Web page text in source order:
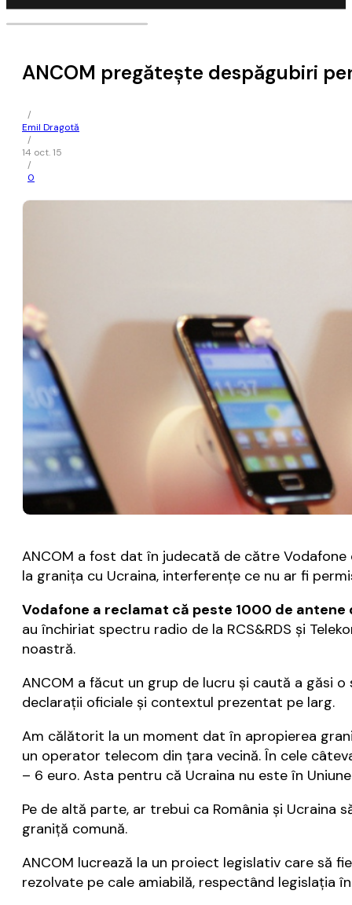
ANCOM pregătește despăgubiri
/
Emil Dragotă
/
14 oct. 15
/
0
ANCOM a fost dat în judecată de către
la granița cu Ucraina, interferențe ce nu ar fi
Vodafone a reclamat că peste 1000 de
au închiriat spectru radio de la RCS&RDS și
noastră.
ANCOM a făcut un grup de lucru și caută a găsi
declarații oficiale și contextul prezentat pe larg.
Am călătorit la un moment dat în apropierea
un operator telecom din țara vecină. În cele
– 6 euro. Asta pentru că Ucraina nu este în
Pe de altă parte, ar trebui ca România și Ucraina
graniță comună.
ANCOM lucrează la un proiect legislativ care să
rezolvate pe cale amiabilă, respectând legislația